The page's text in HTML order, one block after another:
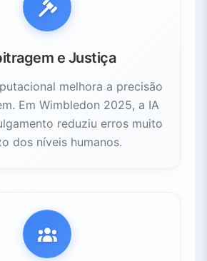
e Justiça
melhora a precisão
Em Wimbledon 2025, a IA
reduziu erros muito
dos níveis humanos.